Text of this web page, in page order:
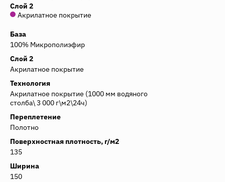
Слой 2
Акрилатное покрытие
База
100% Микрополиэфир
Слой 2
Акрилатное покрытие
Технология
Акрилатное покрытие (1000 мм водяного
столба\ 3 000 г\м2\24ч)
Переплетение
Полотно
Поверхностная плотность, г/м2
135
Ширина
150